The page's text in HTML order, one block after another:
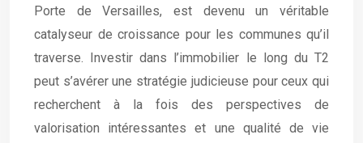
Porte de Versailles, est devenu un véritable
catalyseur de croissance pour les communes qu’il
traverse. Investir dans l’immobilier le long du T2
peut s’avérer une stratégie judicieuse pour ceux qui
recherchent à la fois des perspectives de
valorisation intéressantes et une qualité de vie